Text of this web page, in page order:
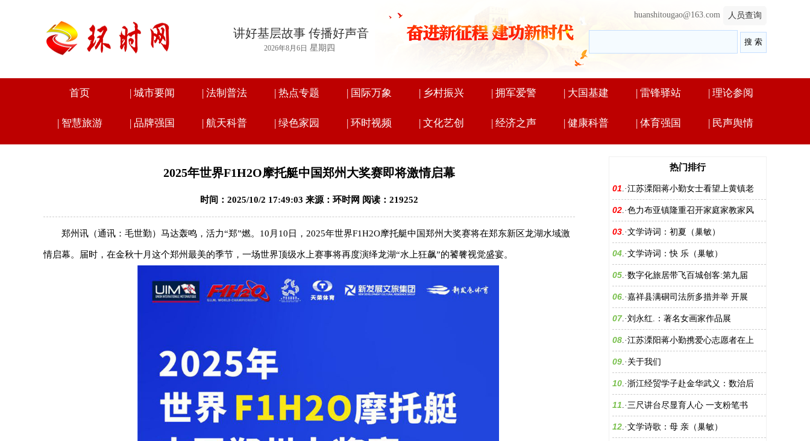
讲好基层故事 传播好声音
2026年8月6日 星期四
人员查询
huanshitougao@163.com
首页 | 城市要闻 | 法制普法 | 热点专题 | 国际万象 | 乡村振兴 | 拥军爱警 | 大国基建 | 雷锋驿站 | 理论参阅
| 智慧旅游 | 品牌强国 | 航天科普 | 绿色家园 | 环时视频 | 文化艺创 | 经济之声 | 健康科普 | 体育强国 | 民声舆情
2025年世界F1H2O摩托艇中国郑州大奖赛即将激情启幕
时间：2025/10/2 17:49:03 来源：环时网 阅读：219252
郑州讯（通讯：毛世勤）马达轰鸣，活力“郑”燃。10月10日，2025年世界F1H2O摩托艇中国郑州大奖赛将在郑东新区龙湖水域激
情启幕。届时，在金秋十月这个郑州最美的季节，一场世界顶级水上赛事将再度演绎龙湖“水上狂飙”的饕餮视觉盛宴。
热门排行
01.·江苏溧阳蒋小勤女士看望上黄镇老
02.·色力布亚镇隆重召开家庭家教家风
03.·文学诗词：初夏（巢敏）
04.·文学诗词：快 乐（巢敏）
05.·数字化旅居带飞百城创客:第九届
06.·嘉祥县满硐司法所多措并举 开展
07.·刘永红.：著名女画家作品展
08.·江苏溧阳蒋小勤携爱心志愿者在上
09.· 关于我们
10.·浙江经贸学子赴金华武义：数治后
11.·三尺讲台尽显育人心 一支粉笔书
12.·文学诗歌：母 亲（巢敏）